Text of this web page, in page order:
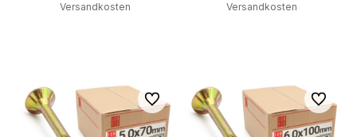
Versandkosten
Versandkosten
Zu Favoriten Zu